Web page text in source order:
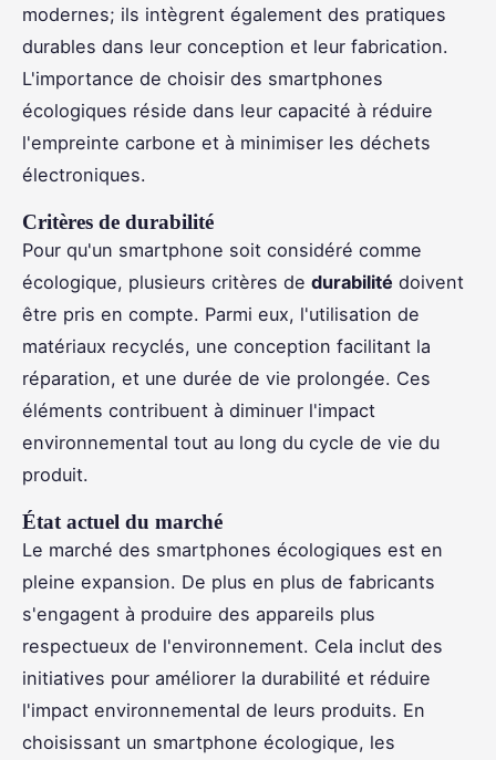
modernes; ils intègrent également des pratiques
durables dans leur conception et leur fabrication.
L'importance de choisir des smartphones
écologiques réside dans leur capacité à réduire
l'empreinte carbone et à minimiser les déchets
électroniques.
Critères de durabilité
Pour qu'un smartphone soit considéré comme
écologique, plusieurs critères de durabilité doivent
être pris en compte. Parmi eux, l'utilisation de
matériaux recyclés, une conception facilitant la
réparation, et une durée de vie prolongée. Ces
éléments contribuent à diminuer l'impact
environnemental tout au long du cycle de vie du
produit.
État actuel du marché
Le marché des smartphones écologiques est en
pleine expansion. De plus en plus de fabricants
s'engagent à produire des appareils plus
respectueux de l'environnement. Cela inclut des
initiatives pour améliorer la durabilité et réduire
l'impact environnemental de leurs produits. En
choisissant un smartphone écologique, les